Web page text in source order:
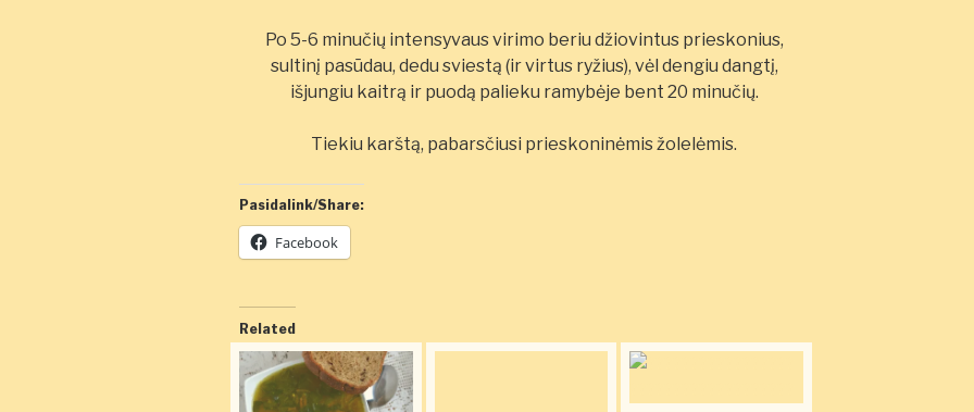
Po 5-6 minučių intensyvaus virimo beriu džiovintus prieskonius,
sultinį pasūdau, dedu sviestą (ir virtus ryžius), vėl dengiu dangtį,
išjungiu kaitrą ir puodą palieku ramybėje bent 20 minučių.
Tiekiu karštą, pabarsčiusi prieskoninėmis žolelėmis.
Pasidalink/Share:
Facebook
Related